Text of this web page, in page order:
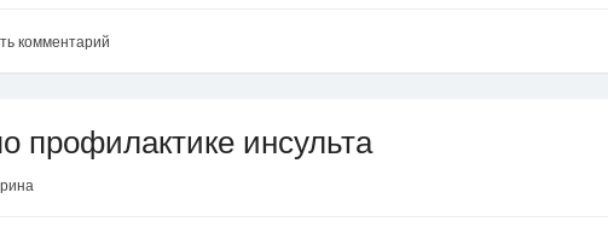
комментарий
профилактике инсульта